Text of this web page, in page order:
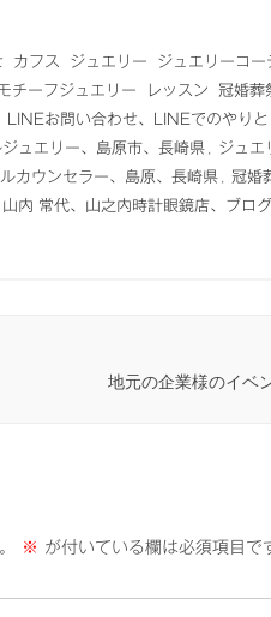
カフス ジュエリー ジュエリーコー
チーフジュエリー レッスン 冠婚葬
LINEお問い合わせ、LINEでのやり
ュエリー、島原市、長崎県
ジュエ
カウンセラー、島原、長崎県
冠婚
山内 常代、山之内時計眼鏡店、ブログ
地元の企業様のイベ
※ が付いている欄は必須項目で